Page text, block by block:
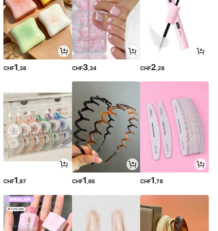
CHF1,38 CHF3,34 CHF2,28
CHF1,87 CHF1,86 CHF1,78